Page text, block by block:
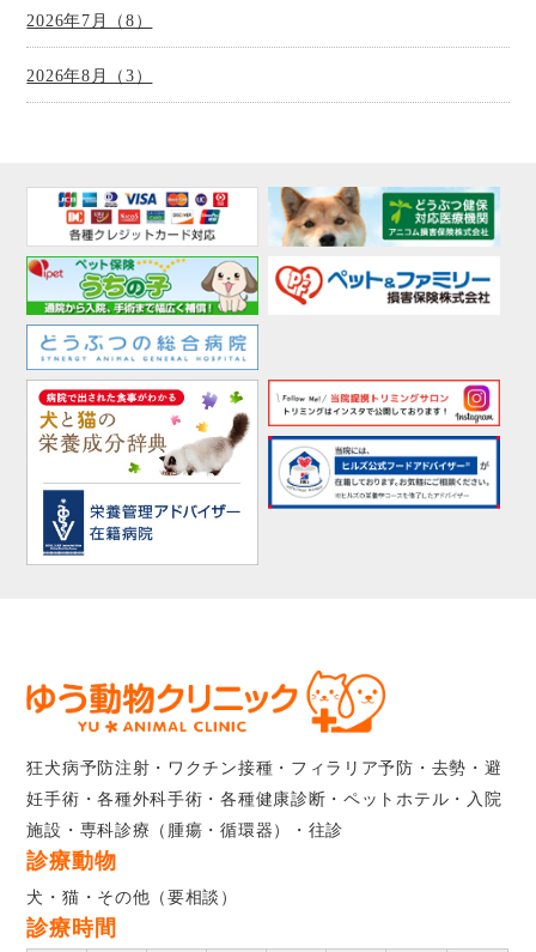
2026年7月（8）
2026年8月（3）
狂犬病予防注射・ワクチン接種・フィラリア予防・去勢・避
妊手術・各種外科手術・各種健康診断・ペットホテル・入院
施設・専科診療（腫瘍・循環器）・往診
診療動物
犬・猫・その他（要相談）
診療時間